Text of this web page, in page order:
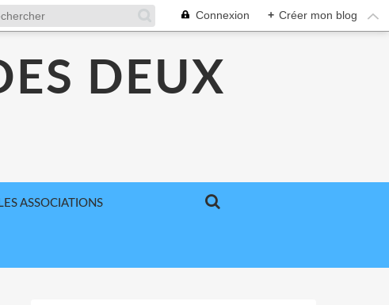
Connexion + Créer mon blog
DEUX
LES ASSOCIATIONS